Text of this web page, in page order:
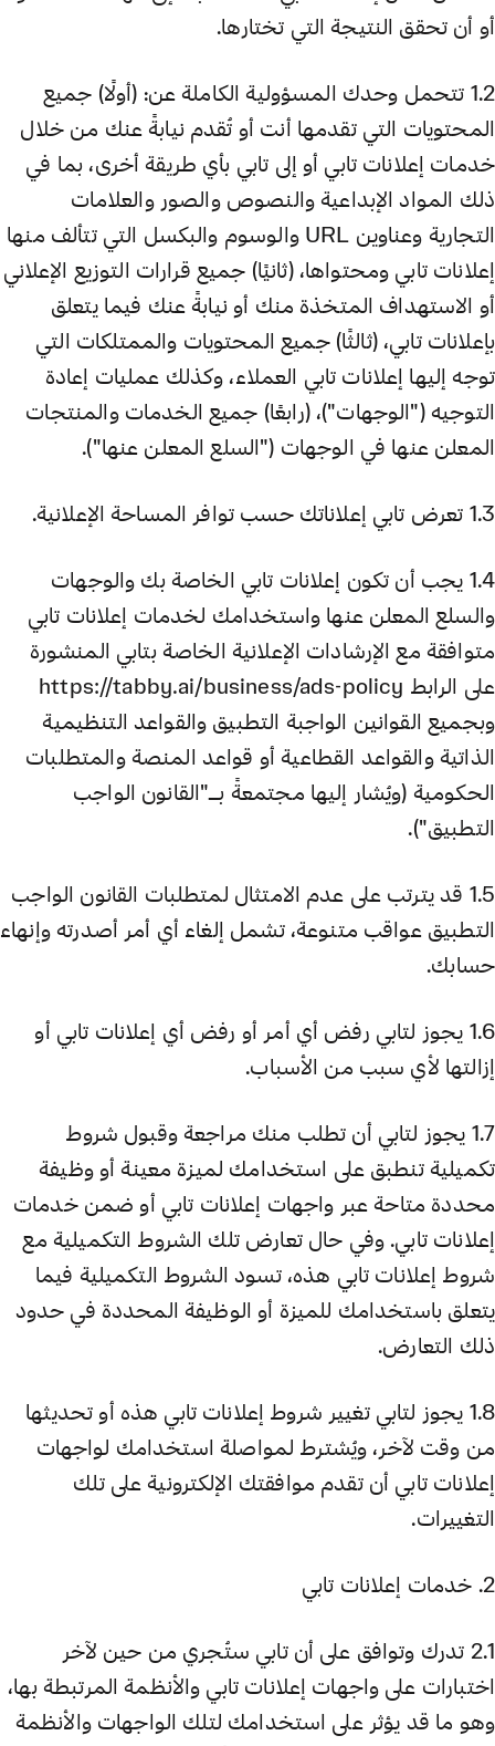
أو أن تحقق النتيجة التي تختارها.
1.2 تتحمل وحدك المسؤولية الكاملة عن: (أولًا) جميع
المحتويات التي تقدمها أنت أو تُقدم نيابةً عنك من خلال
خدمات إعلانات تابي أو إلى تابي بأي طريقة أخرى، بما في
ذلك المواد الإبداعية والنصوص والصور والعلامات
التجارية وعناوين URL والوسوم والبكسل التي تتألف منها
إعلانات تابي ومحتواها، (ثانيًا) جميع قرارات التوزيع الإعلاني
أو الاستهداف المتخذة منك أو نيابةً عنك فيما يتعلق
بإعلانات تابي، (ثالثًا) جميع المحتويات والممتلكات التي
توجه إليها إعلانات تابي العملاء، وكذلك عمليات إعادة
التوجيه ("الوجهات")، (رابعًا) جميع الخدمات والمنتجات
المعلن عنها في الوجهات ("السلع المعلن عنها").
1.3 تعرض تابي إعلاناتك حسب توافر المساحة الإعلانية.
1.4 يجب أن تكون إعلانات تابي الخاصة بك والوجهات
والسلع المعلن عنها واستخدامك لخدمات إعلانات تابي
متوافقة مع الإرشادات الإعلانية الخاصة بتابي المنشورة
على الرابط https://tabby.ai/business/ads-policy
وبجميع القوانين الواجبة التطبيق والقواعد التنظيمية
الذاتية والقواعد القطاعية أو قواعد المنصة والمتطلبات
الحكومية (ويُشار إليها مجتمعةً بـ"القانون الواجب
التطبيق").
1.5 قد يترتب على عدم الامتثال لمتطلبات القانون الواجب
التطبيق عواقب متنوعة، تشمل إلغاء أي أمر أصدرته وإنهاء
حسابك.
1.6 يجوز لتابي رفض أي أمر أو رفض أي إعلانات تابي أو
إزالتها لأي سبب من الأسباب.
1.7 يجوز لتابي أن تطلب منك مراجعة وقبول شروط
تكميلية تنطبق على استخدامك لميزة معينة أو وظيفة
محددة متاحة عبر واجهات إعلانات تابي أو ضمن خدمات
إعلانات تابي. وفي حال تعارض تلك الشروط التكميلية مع
شروط إعلانات تابي هذه، تسود الشروط التكميلية فيما
يتعلق باستخدامك للميزة أو الوظيفة المحددة في حدود
ذلك التعارض.
1.8 يجوز لتابي تغيير شروط إعلانات تابي هذه أو تحديثها
من وقت لآخر، ويُشترط لمواصلة استخدامك لواجهات
إعلانات تابي أن تقدم موافقتك الإلكترونية على تلك
التغييرات.
2. خدمات إعلانات تابي
2.1 تدرك وتوافق على أن تابي ستُجري من حين لآخر
اختبارات على واجهات إعلانات تابي والأنظمة المرتبطة بها،
وهو ما قد يؤثر على استخدامك لتلك الواجهات والأنظمة